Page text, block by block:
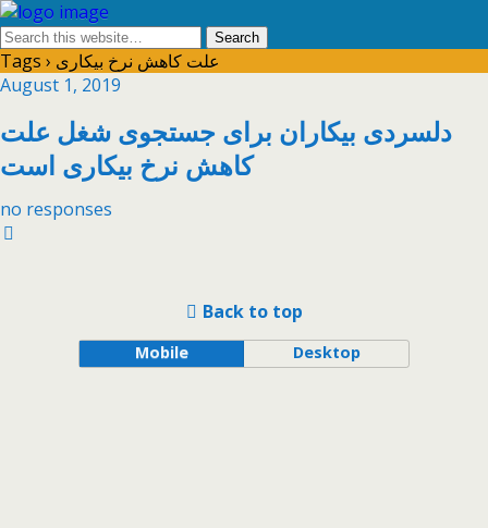
Tags › علت کاهش نرخ بیکاری
August 1, 2019
دلسردی بیکاران برای جستجوی شغل علت
کاهش نرخ بیکاری است
no responses
Back to top
Mobile Desktop